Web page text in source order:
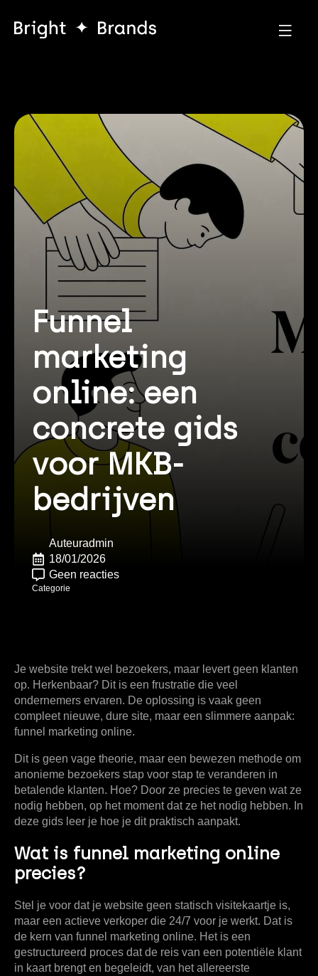
Funnel
marketing
online: een
concrete gids
voor MKB-
bedrijven
Auteuradmin
18/01/2026
Geen reacties
Categorie
Je website trekt wel bezoekers, maar levert geen klanten
op. Herkenbaar? Dit is een frustratie die veel
ondernemers ervaren. De oplossing is vaak geen
compleet nieuwe, dure site, maar een slimmere aanpak:
funnel marketing online.
Dit is geen vage theorie, maar een bewezen methode om
anonieme bezoekers stap voor stap te veranderen in
betalende klanten. Hoe? Door ze precies te geven wat ze
nodig hebben, op het moment dat ze het nodig hebben. In
deze gids leer je hoe je dit praktisch aanpakt.
Wat is funnel marketing online
precies?
Stel je voor dat je website geen statisch visitekaartje is,
maar een actieve verkoper die 24/7 voor je werkt. Dat is
de kern van funnel marketing online. Het is een
gestructureerd proces dat de reis van een potentiële klant
in kaart brengt en begeleidt, van het allereerste